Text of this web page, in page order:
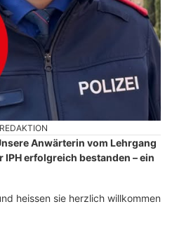
Anwärterin vom Lehrgang
erfolgreich bestanden – ein
heissen sie herzlich willkommen